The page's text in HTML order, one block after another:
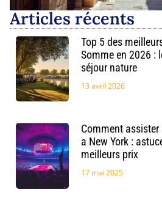
Articles récents
Top 5 des
Somme en 2026 :
séjour nature
13 avril 2026
Comment
a New York :
meilleurs prix
17 mai 2025